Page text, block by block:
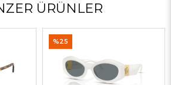
ÜRÜNLER
%25